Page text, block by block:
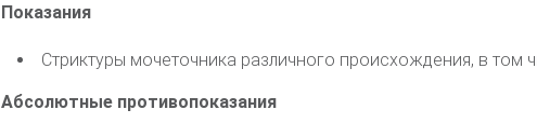
Показания
Стриктуры мочеточника различного происхождения, в том
Абсолютные противопоказания